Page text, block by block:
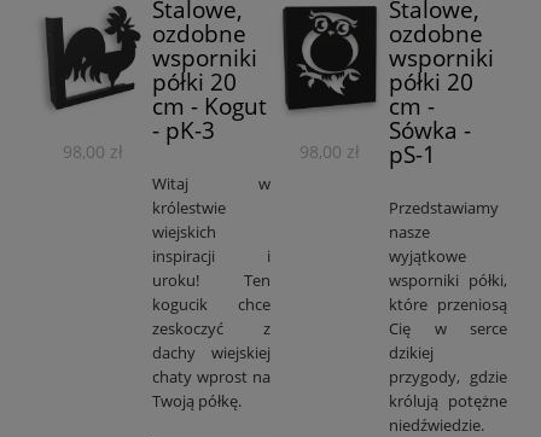
98,00 zł
Stalowe,
ozdobne
wsporniki
półki 20
cm - Kogut
- pK-3
Witaj w
królestwie
wiejskich
inspiracji i
uroku! Ten
kogucik chce
zeskoczyć z
dachy wiejskiej
chaty wprost na
Twoją półkę.
98,00 zł
Stalowe,
ozdobne
wsporniki
półki 20
cm -
Sówka -
pS-1
Przedstawiamy
nasze
wyjątkowe
wsporniki półki,
które przeniosą
Cię w serce
dzikiej
przygody, gdzie
królują potężne
niedźwiedzie.